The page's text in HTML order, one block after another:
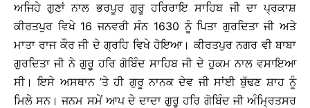
ਅਜਿਹੇ ਗੁਣਾਂ ਨਾਲ ਭਰਪੂਰ ਗੁਰੂ ਹਰਿਰਾਇ ਸਾਹਿਬ ਜੀ ਦਾ ਪ੍ਰਕਾਸ਼
ਕੀਰਤਪੁਰ ਵਿਖੇ 16 ਜਨਵਰੀ ਸੰਨ 1630 ਨੂੰ ਪਿਤਾ ਗੁਰਦਿਤਾ ਜੀ ਅਤੇ
ਮਾਤਾ ਰਾਜ ਕੌਰ ਜੀ ਦੇ ਗ੍ਰਹਿ ਵਿਖੇ ਹੋਇਆ। ਕੀਰਤਪੁਰ ਨਗਰ ਵੀ ਬਾਬਾ
ਗੁਰਦਿਤਾ ਜੀ ਨੇ ਗੁਰੂ ਹਰਿ ਗੋਬਿੰਦ ਸਾਹਿਬ ਜੀ ਦੇ ਹੁਕਮ ਨਾਲ ਵਸਾਇਆ
ਸੀ। ਇਸੇ ਅਸਥਾਨ ’ਤੇ ਹੀ ਗੁਰੂ ਨਾਨਕ ਦੇਵ ਜੀ ਸਾਂਈ ਬੁੱਢਣ ਸ਼ਾਹ ਨੂੰ
ਮਿਲੇ ਸਨ। ਜਨਮ ਸਮੇਂ ਆਪ ਦੇ ਦਾਦਾ ਗੁਰੂ ਹਰਿ ਗੋਬਿੰਦ ਜੀ ਅੰਮ੍ਰਿਤਸਰ